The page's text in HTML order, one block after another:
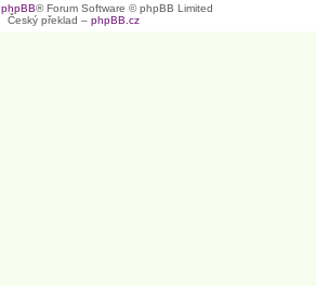
phpBB® Forum Software © phpBB Limited
Český překlad – phpBB.cz